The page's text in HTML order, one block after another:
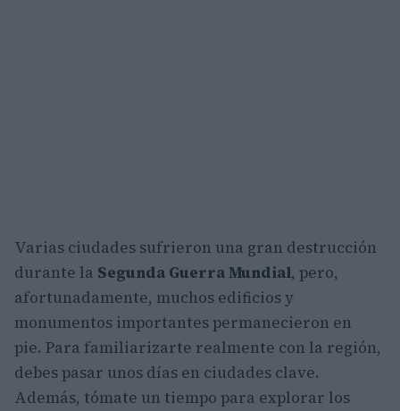
Varias ciudades sufrieron una gran destrucción
durante la Segunda Guerra Mundial, pero,
afortunadamente, muchos edificios y
monumentos importantes permanecieron en
pie. Para familiarizarte realmente con la región,
debes pasar unos días en ciudades clave.
Además, tómate un tiempo para explorar los